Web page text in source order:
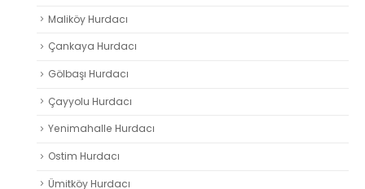
Maliköy Hurdacı
Çankaya Hurdacı
Gölbaşı Hurdacı
Çayyolu Hurdacı
Yenimahalle Hurdacı
Ostim Hurdacı
Ümitköy Hurdacı